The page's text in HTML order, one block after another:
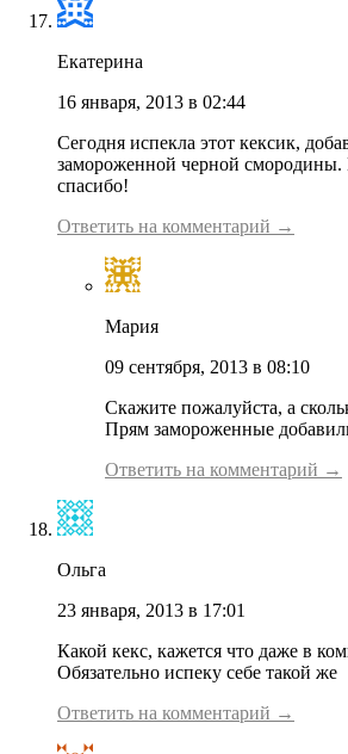
Екатерина
16 января, 2013 в 02:44
Сегодня испекла этот кексик,
замороженной черной смородины.
спасибо!
Ответить на комментарий →
Мария
09 сентября, 2013 в 08:10
Скажите пожалуйста, а
Прям замороженные
Ответить на комментарий →
Ольга
23 января, 2013 в 17:01
Какой кекс, кажется что даже в
Обязательно испеку себе такой же
Ответить на комментарий →